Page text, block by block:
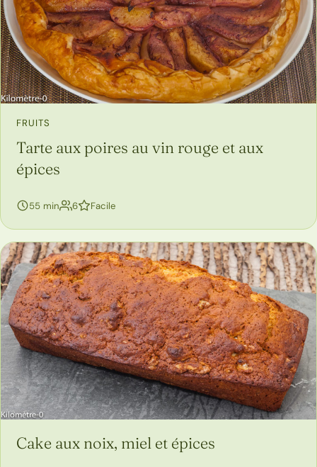
FRUITS
Tarte aux poires au vin rouge et aux
épices
55 min 6personnes
Facile
Cake aux noix, miel et épices